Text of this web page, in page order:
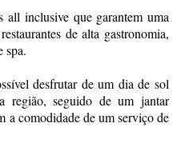
all inclusive que garantem uma
de alta gastronomia,
spa.
desfrutar de um dia de sol
região, seguido de um jantar
a comodidade de um serviço de